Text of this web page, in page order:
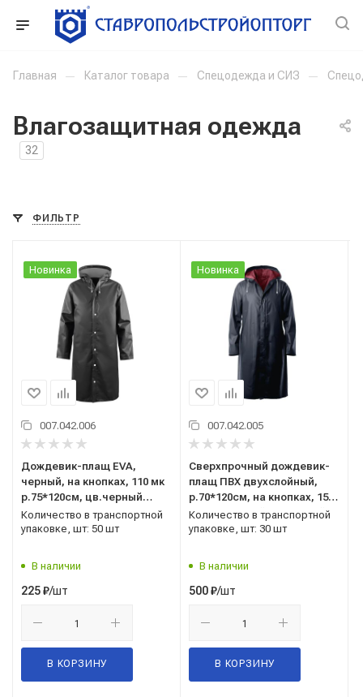
Главная — Каталог товара — Спецодежда и СИЗ —
Влагозащитная одежда
32
ФИЛЬТР
Новинка
007.042.006
Дождевик-плащ EVA,
черный, на кнопках, 110 мк
р.75*120см, цв.черный
Nadzor EVABL1
Количество в транспортной
упаковке, шт: 50 шт
В наличии
225₽/шт
В КОРЗИНУ
Новинка
007.042.005
Сверхпрочный дождевик-
плащ ПВХ двухслойный,
р.70*120см, на кнопках, 150
мк, цв.черный+бордовый
Nadzor STRBL1
Количество в транспортной
упаковке, шт: 30 шт
В наличии
500₽/шт
В КОРЗИНУ